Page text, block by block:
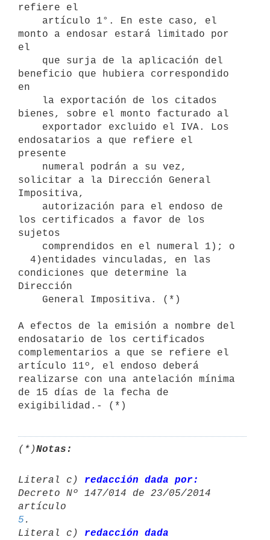
refiere el
monto a endosar estará limitado por
el
beneficio que hubiera correspondido
en
bienes, sobre el monto facturado al
endosatarios a que refiere el
presente
solicitar a la Dirección General
Impositiva,
los certificados a favor de los
sujetos
condiciones que determine la
Dirección
A efectos de la emisión a nombre del
endosatario de los certificados
complementarios a que se refiere el
artículo 11º, el endoso deberá
realizarse con una antelación mínima
de 15 días de la fecha de
(*)Notas:
Literal c) redacción dada por:
Decreto Nº 147/014 de 23/05/2014
artículo
5 .
Literal c) redacción dada